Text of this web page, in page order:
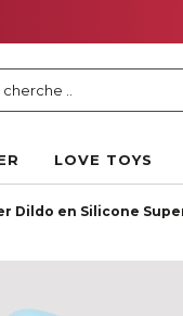
..
LOVE TOYS
Dildo en Silicone